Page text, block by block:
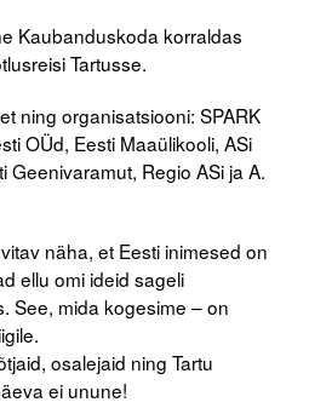
Kaubanduskoda korraldas
Tartusse.
ning organisatsiooni: SPARK
OÜd, Eesti Maaülikooli, ASi
Geenivaramut, Regio ASi ja A.
näha, et Eesti inimesed on
ellu omi ideid sageli
See, mida kogesime – on
osalejaid ning Tartu
ei unune!